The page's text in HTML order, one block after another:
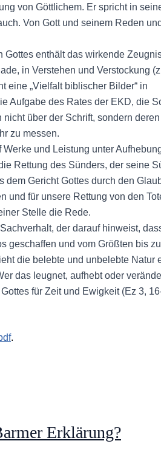
von Göttlichem. Er spricht in
Von Gott und seinem Reden und
enthält das wirkende
in Verstehen und Verstockung
eine „Vielfalt biblischer Bilder“ in
Aufgabe des Rates der EKD, die
über der Schrift, sondern deren
zu messen.
und Leistung unter
Rettung des Sünders, der seine
dem Gericht Gottes durch den
und für unsere Rettung von den
Stelle die Rede.
der darauf hinweist,
geschaffen und vom Größten bis
die belebte und unbelebte Natur
das leugnet, aufhebt oder
für Zeit und Ewigkeit (Ez 3,
.
Erklärung?